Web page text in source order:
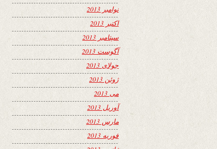
نوامبر 2013
اکتبر 2013
سپتامبر 2013
آگوست 2013
جولای 2013
ژوئن 2013
می 2013
آوریل 2013
مارس 2013
فوریه 2013